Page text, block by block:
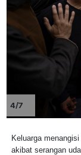
4/7
Keluarga
akibat serangan